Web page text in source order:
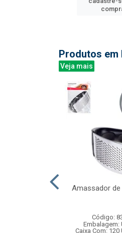
Produtos em
Veja mais
Amassador
Código:
Embalagem:
Caixa Com: